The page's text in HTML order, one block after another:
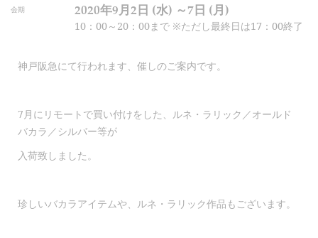
会期 2020年9月2日 (水) ～7日 (月)
10：00～20：00まで ※ただし最終日は17：00終了
神戸阪急にて行われます、催しのご案内です。
7月にリモートで買い付けをした、ルネ・ラリック／オールド
バカラ／シルバー等が
入荷致しました。
珍しいバカラアイテムや、ルネ・ラリック作品もございます。